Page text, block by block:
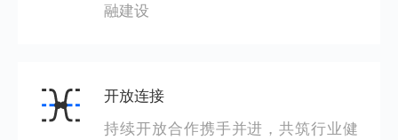
融建设
开放连接
持续开放合作携手并进，共筑行业健